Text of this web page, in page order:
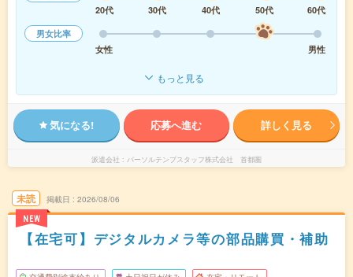
20代
30代 40代 50代
60代
男女比率
女性
男性
もっと見る
気になる! 応募へ進む 詳しく見る
派遣会社 パーソルテンプスタッフ株式会社 首都圏
未読
NEW
掲載日 2026/08/06
【在宅可】デジタルカメラ等の部品購買・補助